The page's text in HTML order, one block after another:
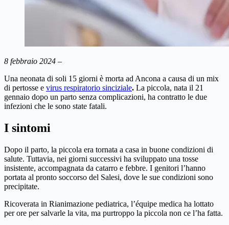
8 febbraio 2024 –
Una neonata di soli 15 giorni è morta ad Ancona a causa di un mix
di pertosse e virus respiratorio sinciziale. La piccola, nata il 21
gennaio dopo un parto senza complicazioni, ha contratto le due
infezioni che le sono state fatali.
I sintomi
Dopo il parto, la piccola era tornata a casa in buone condizioni di
salute. Tuttavia, nei giorni successivi ha sviluppato una tosse
insistente, accompagnata da catarro e febbre. I genitori l’hanno
portata al pronto soccorso del Salesi, dove le sue condizioni sono
precipitate.
Ricoverata in Rianimazione pediatrica, l’équipe medica ha lottato
per ore per salvarle la vita, ma purtroppo la piccola non ce l’ha fatta.